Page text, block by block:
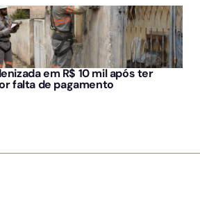
em R$ 10 mil após ter
falta de pagamento